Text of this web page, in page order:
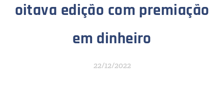
oitava edição com premiação
em dinheiro
22/12/2022